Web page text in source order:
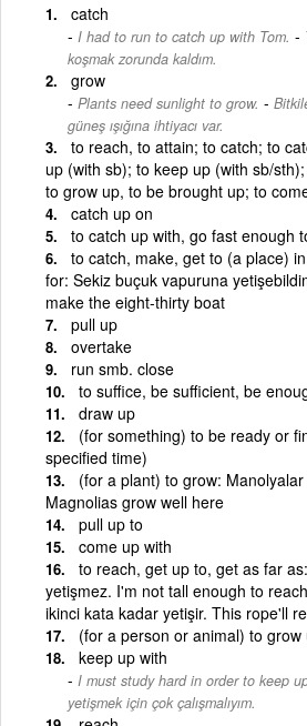
catch
I had to run to catch up with Tom. -
koşmak zorunda kaldım.
grow
Plants need sunlight to grow. -
güneş ışığına ihtiyacı var.
to reach, to attain; to catch; to
up (with sb); to keep up (with sb/
to grow up, to be brought up; to
catch up on
to catch up with, go fast enough
to catch, make, get to (a place)
for: Sekiz buçuk vapuruna
make the eight-thirty boat
pull up
overtake
run smb. close
to suffice, be sufficient, be
draw up
(for something) to be ready or
specified time)
(for a plant) to grow:
Magnolias grow well here
pull up to
come up with
to reach, get up to, get as far
yetişmez. I'm not tall enough to
ikinci kata kadar yetişir. This rope'll
(for a person or animal) to grow
keep up with
I must study hard in order to keep
yetişmek için çok çalışmalıyım.